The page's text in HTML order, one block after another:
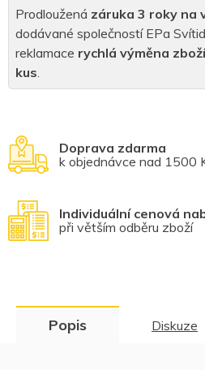
Doprava zdarma
k objednávce nad 1500
Individuální cenová
při větším odběru zboží
Prodloužená záruka 3 roky na
dodávané společností EPa
reklamace rychlá výměna
kus.
Popis Diskuze